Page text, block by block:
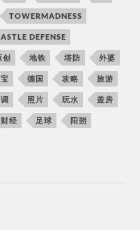
TOWERMADNESS
DEFENSE
创 地铁 塔防 外婆
德国 攻略 旅游
照片 玩水 盖房
财经 足球 阳朔